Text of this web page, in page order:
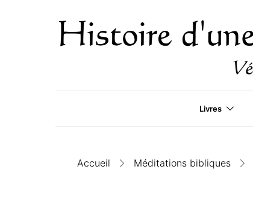
Livres
Accueil Méditations bibliques